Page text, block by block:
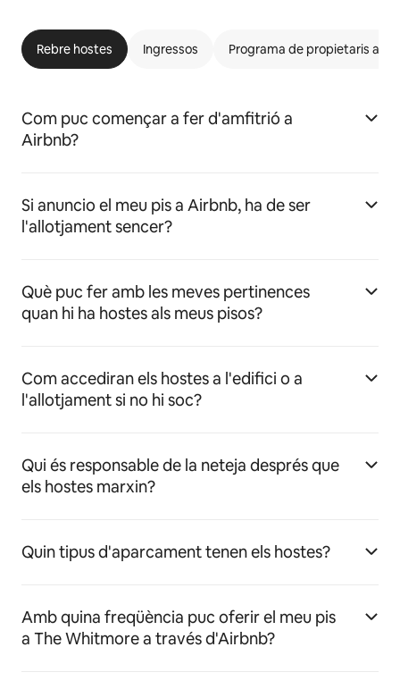
Rebre hostes Ingressos Programa de propietaris
Com puc començar a fer d'amfitrió a
Airbnb?
Si anuncio el meu pis a Airbnb, ha de ser
l'allotjament sencer?
Què puc fer amb les meves pertinences
quan hi ha hostes als meus pisos?
Com accediran els hostes a l'edifici o a
l'allotjament si no hi soc?
Qui és responsable de la neteja després que
els hostes marxin?
Quin tipus d'aparcament tenen els hostes?
Amb quina freqüència puc oferir el meu pis
a The Whitmore a través d'Airbnb?